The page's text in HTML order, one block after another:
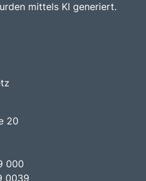
mittels KI generiert.
20
000
0039